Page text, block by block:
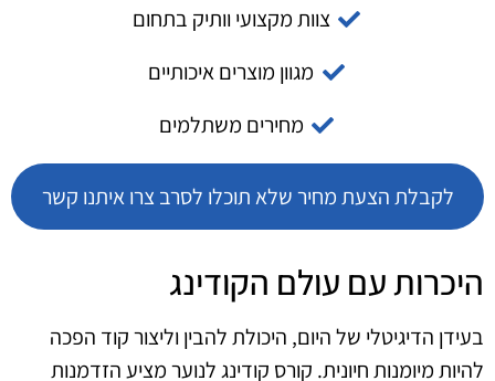
צוות מקצועי וותיק בתחום
מגוון מוצרים איכותיים
מחירים משתלמים
לקבלת הצעת מחיר שלא תוכלו לסרב צרו איתנו קשר
היכרות עם עולם הקודינג
בעידן הדיגיטלי של היום, היכולת להבין וליצור קוד הפכה
להיות מיומנות חיונית. קורס קודינג לנוער מציע הזדמנות